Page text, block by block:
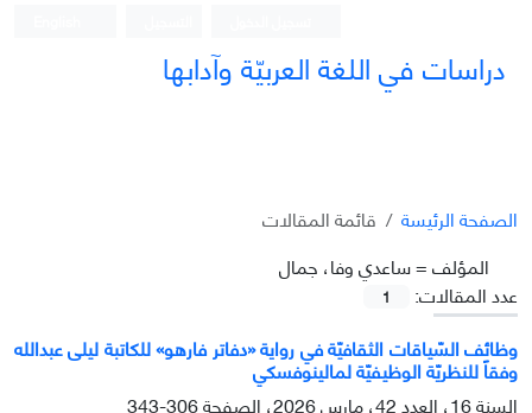
دراسات في اللغة العربيّة وآدابها
الصفحة الرئيسة
قائمة المقالات
المؤلف =ساعدي وفا، جمال
عدد المقالات:
1
وظائف السّياقات الثقافيّة في رواية «دفاتر فارهو» للکاتبة لیلی عبدالله
وفقاً للنظريّة الوظيفيّة لمالينوفسكي
السنة 16، العدد 42، مارس 2026، الصفحة
306-343